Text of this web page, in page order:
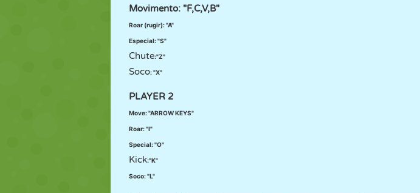
Movimento: "F,C,V,B"
Roar (rugir): "A"
Especial: "S"
Chute:"Z"
Soco: "X"
PLAYER 2
Move: "ARROW KEYS"
Roar: "I"
Special: "O"
Kick:"K"
Soco: "L"